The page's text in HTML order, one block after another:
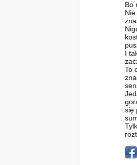
Bo
I
To
się